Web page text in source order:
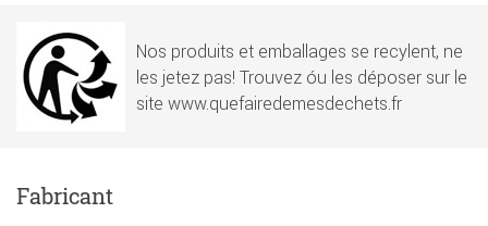
Nos produits et emballages se recylent, ne
les jetez pas! Trouvez óu les déposer sur le
site www.quefairedemesdechets.fr
Fabricant